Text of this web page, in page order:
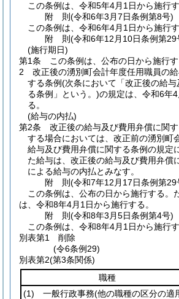
この条例は、令和5年4月1日から施行す
附 則(令和6年3月7日条例第8号)
この条例は、令和6年4月1日から施行す
附 則(令和6年12月10日条例第29
(施行期日)
第1条
この条例は、公布の日から施行す
2
改正後の湧別町会計年度任用職員の
する条例(次条において「改正後の給
る条例」という。)の規定は、令和6年
る。
(給与の内払)
第2条
改正後の給与及び費用弁償に関
する場合においては、改正前の湧別町
給与及び費用弁償に関する条例の規定
た給与は、改正後の給与及び費用弁償
による給与の内払とみなす。
附 則(令和7年12月17日条例第29
この条例は、公布の日から施行する。
は、令和8年4月1日から施行する。
附 則(令和8年3月5日条例第4号)
この条例は、令和8年4月1日から施行す
別表第1
削除
(令6条例29)
別表第2(第3条関係)
職種
(1) 一般行政事務(他の職種の区分の適